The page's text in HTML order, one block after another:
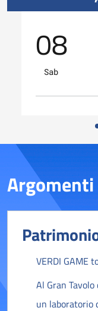
08
Sab
VERDI GAME
Al Gran
un laboratorio